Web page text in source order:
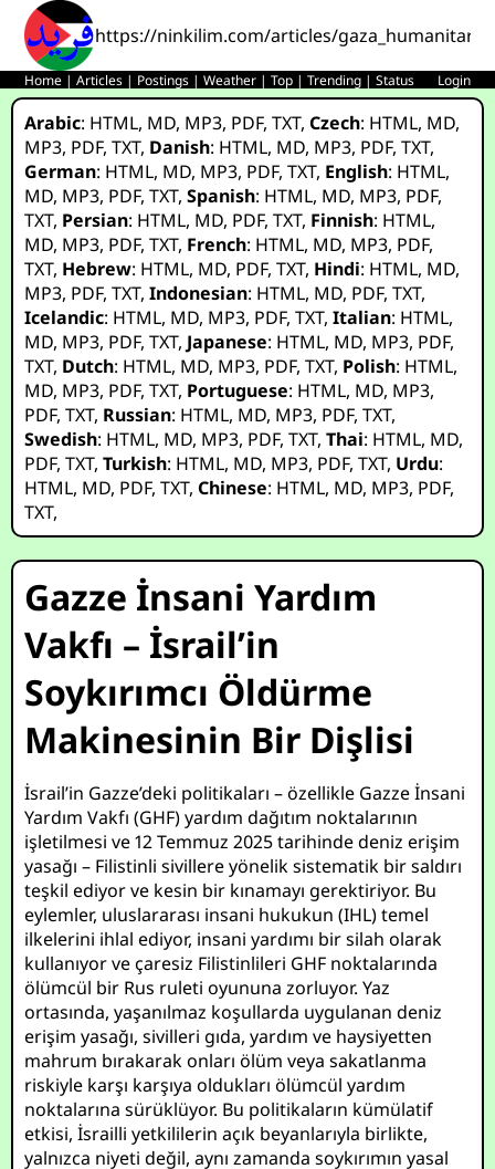
https://ninkilim.com/articles/
Home |Articles | Postings |Weather |Top |Trending |Status Login
Arabic: HTML, MD, MP3, PDF,TXT,Czech: HTML, MD,
MP3, PDF,TXT, Danish: HTML, MD, MP3, PDF,TXT,
German: HTML, MD, MP3, PDF,TXT, English: HTML,
MD, MP3, PDF,TXT,Spanish: HTML, MD, MP3, PDF,
TXT, Persian: HTML, MD, PDF,TXT, Finnish: HTML,
MD, MP3, PDF,TXT, French: HTML, MD, MP3, PDF,
TXT, Hebrew: HTML, MD, PDF,TXT, Hindi: HTML, MD,
MP3, PDF,TXT,Indonesian: HTML, MD, PDF,TXT,
Icelandic: HTML, MD, MP3, PDF,TXT,Italian: HTML,
MD, MP3, PDF,TXT, Japanese: HTML, MD, MP3, PDF,
TXT, Dutch: HTML, MD, MP3, PDF,TXT, Polish: HTML,
MD, MP3, PDF,TXT, Portuguese: HTML, MD, MP3,
PDF,TXT, Russian: HTML, MD, MP3, PDF,TXT,
Swedish: HTML, MD, MP3, PDF,TXT,Thai: HTML, MD,
PDF,TXT,Turkish: HTML, MD, MP3, PDF,TXT, Urdu:
HTML, MD, PDF,TXT,Chinese: HTML, MD, MP3, PDF,
TXT,
Gazze İnsani Yardım
Vakfı – İsrail’in
Soykırımcı Öldürme
Makinesinin Bir Dişlisi
İsrail’in Gazze’deki politikaları – özellikle Gazze İnsani
Yardım Vakfı (GHF) yardım dağıtım noktalarının
işletilmesi ve 12 Temmuz 2025 tarihinde deniz erişim
yasağı – Filistinli sivillere yönelik sistematik bir saldırı
teşkil ediyor ve kesin bir kınamayı gerektiriyor. Bu
eylemler, uluslararası insani hukukun (IHL) temel
ilkelerini ihlal ediyor, insani yardımı bir silah olarak
kullanıyor ve çaresiz Filistinlileri GHF noktalarında
ölümcül bir Rus ruleti oyununa zorluyor. Yaz
ortasında, yaşanılmaz koşullarda uygulanan deniz
erişim yasağı, sivilleri gıda, yardım ve haysiyetten
mahrum bırakarak onları ölüm veya sakatlanma
riskiyle karşı karşıya oldukları ölümcül yardım
noktalarına sürüklüyor. Bu politikaların kümülatif
etkisi, İsrailli yetkililerin açık beyanlarıyla birlikte,
yalnızca niyeti değil, aynı zamanda soykırımın yasal